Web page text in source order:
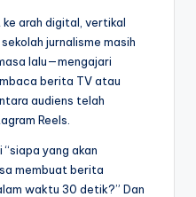
arah digital, vertikal
jurnalisme masih
lalu—mengajari
berita TV atau
audiens telah
Reels.
yang akan
membuat berita
waktu 30 detik?” Dan